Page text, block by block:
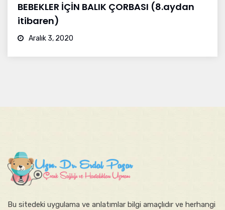
BEBEKLER İÇİN BALIK ÇORBASI (8.aydan
itibaren)
Aralık 3, 2020
Bu sitede​ki​​ uygulama ve anlatımlar ​bilgi amaçlıdır ve herhangi